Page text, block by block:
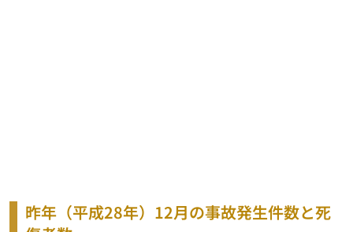
昨年（平成28年）12月の事故発生件数と死